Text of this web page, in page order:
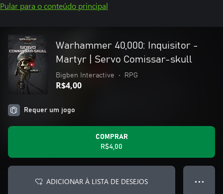
Pular para o conteúdo principal
Warhammer 40,000: Inquisitor -
Martyr | Servo Comissar-skull
Bigben Interactive • RPG
R$4,00
Requer um jogo
COMPRAR
R$4,00
ADICIONAR À LISTA DE DESEJOS ● ● ●